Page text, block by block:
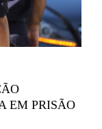
EM PRISÃO